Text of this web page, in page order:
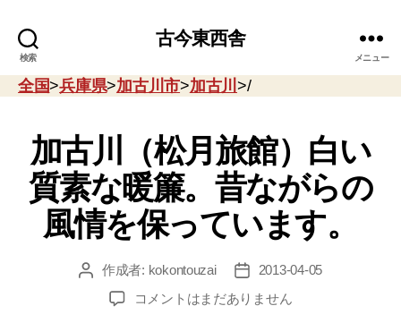
検索
古今東西舎
メニュー
全国>兵庫県>加古川市>加古川 >/
加古川（松月旅館）白い
質素な暖簾。昔ながらの
風情を保っています。
投 作成者: kokontouzai
投
稿
日
2013-04-05
加
コメントはまだありません